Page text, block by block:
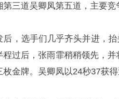
第三道吴卿凤第五道，主要竞
后，选手们几乎齐头并进，
程过后，张雨霏稍稍领先，
枚金牌。吴卿凤以24秒37获